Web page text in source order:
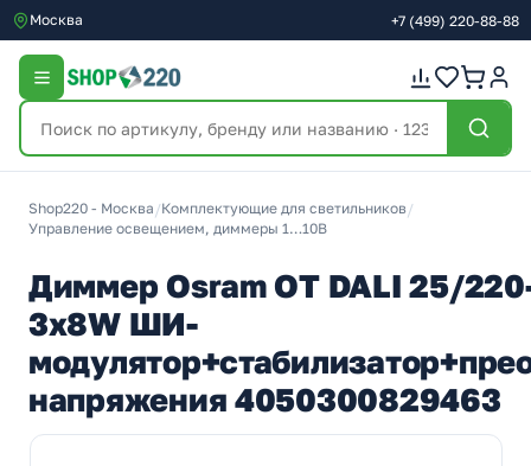
Москва +7 (499) 220-88-88
Shop220 - Москва /Комплектующие для светильников/
Управление освещением, диммеры 1…10В
Диммер Osram OT DALI 25/
3x8W ШИ-
напряжения 4050300829463